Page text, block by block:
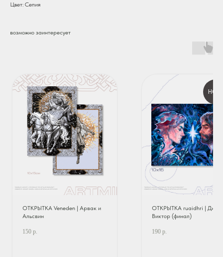
Цвет: Сепия
возможно заинтересует
ОТКРЫТКА Veneden | Арвак и
Альсвин
150 р.
ОТКРЫТКА ruaidhri |
Виктор (финал)
190 р.